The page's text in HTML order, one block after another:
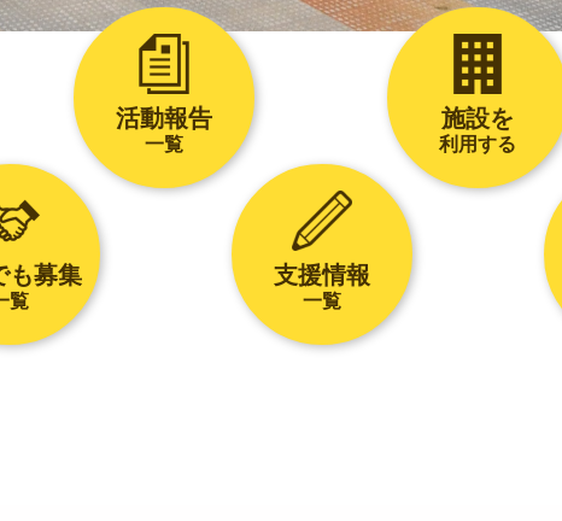
活動報告
一覧
施設を
利用する
も募集
覧
支援情報
一覧